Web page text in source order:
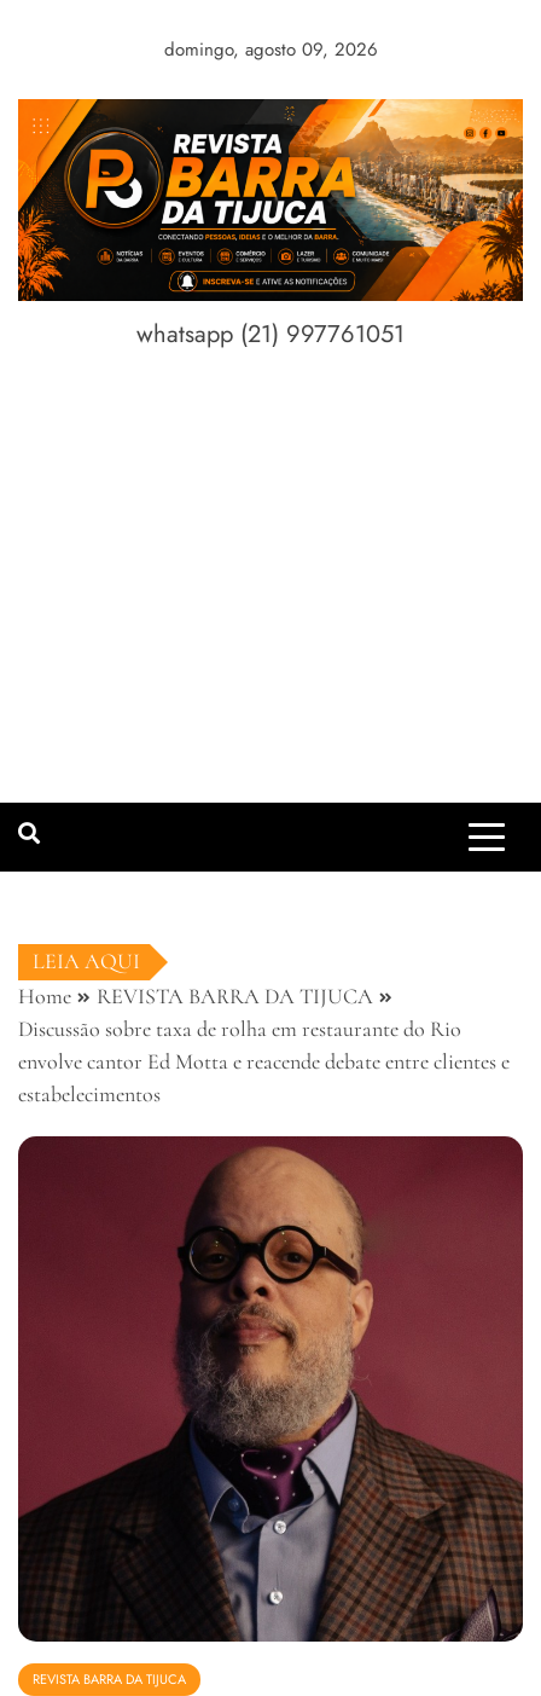
domingo, agosto 09, 2026
whatsapp (21) 997761051
LEIA AQUI
Home
REVISTA BARRA DA TIJUCA
Discussão sobre taxa de rolha em restaurante do Rio
envolve cantor Ed Motta e reacende debate entre clientes e
estabelecimentos
REVISTA BARRA DA TIJUCA